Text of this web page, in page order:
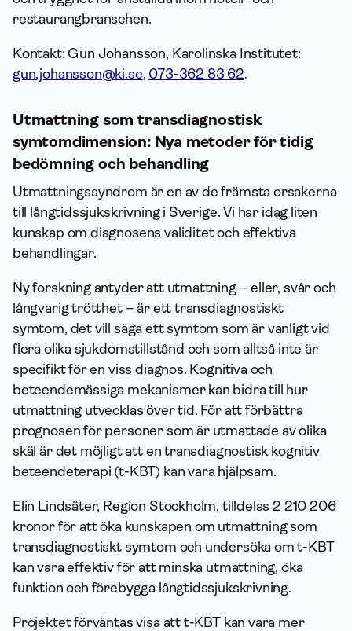
restaurangbranschen.
Kontakt: Gun Johansson, Karolinska Institutet:
gun.johansson@ki.se, 073-362 83 62.
Utmattning som transdiagnostisk
symtomdimension: Nya metoder för tidig
bedömning och behandling
Utmattnings­syndrom är en av de främsta orsakerna
till långtidssjukskrivning i Sverige. Vi har idag liten
kunskap om diagnosens validitet och effektiva
behandlingar.
Ny forskning antyder att utmattning – eller, svår och
långvarig trötthet – är ett transdiagnostiskt
symtom, det vill säga ett symtom som är vanligt vid
flera olika sjukdomstillstånd och som alltså inte är
specifikt för en viss diagnos. Kognitiva och
beteendemässiga mekanismer kan bidra till hur
utmattning utvecklas över tid. För att förbättra
prognosen för personer som är utmattade av olika
skäl är det möjligt att en transdiagnostisk kognitiv
beteendeterapi (t-KBT) kan vara hjälpsam.
Elin Lindsäter, Region Stockholm, tilldelas 2 210 206
kronor för att öka kunskapen om utmattning som
transdiagnostiskt symtom och undersöka om t-KBT
kan vara effektiv för att minska utmattning, öka
funktion och förebygga långtidssjukskrivning.
Projektet förväntas visa att t-KBT kan vara mer